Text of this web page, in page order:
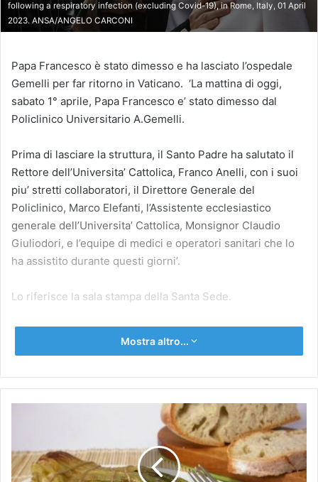
following a respiratory infection (excluding Covid-19), in Rome, Italy, 01 April
2023. ANSA/ANGELO CARCONI
Papa Francesco è stato dimesso e ha lasciato l’ospedale
Gemelli per far ritorno in Vaticano. ‘La mattina di oggi,
sabato 1° aprile, Papa Francesco e’ stato dimesso dal
Policlinico Universitario A.Gemelli.
Prima di lasciare la struttura, il Santo Padre ha salutato il
Rettore dell’Universita’ Cattolica, Franco Anelli, con i suoi
piu’ stretti collaboratori, il Direttore Generale del
Policlinico, Marco Elefanti, l’Assistente ecclesiastico
generale dell’Universita’ Cattolica, Monsignor Claudio
Giuliodori, e l’equipe di medici e operatori sanitari che lo
ha assistito durante questi giorni’.
Lo riferisce la sala stampa della Santa Sede.
Mostra altro...
Scarola
‘mbuttunata